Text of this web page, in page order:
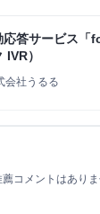
応答サービス「
IVR）
会社うるる
薦コメントはあり